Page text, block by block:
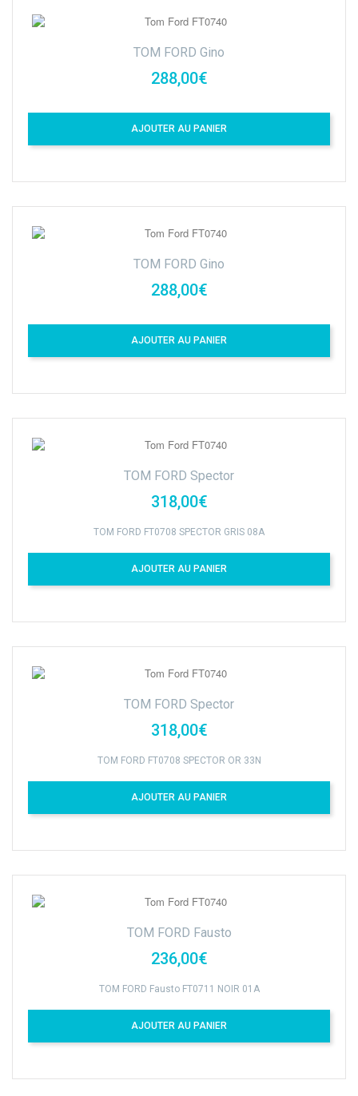
TOM FORD Gino
288,00€
AJOUTER AU PANIER
TOM FORD Gino
288,00€
AJOUTER AU PANIER
TOM FORD Spector
318,00€
TOM FORD FT0708 SPECTOR GRIS 08A
AJOUTER AU PANIER
TOM FORD Spector
318,00€
TOM FORD FT0708 SPECTOR OR 33N
AJOUTER AU PANIER
TOM FORD Fausto
236,00€
TOM FORD Fausto FT0711 NOIR 01A
AJOUTER AU PANIER